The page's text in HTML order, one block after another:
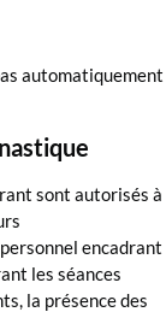
automatiquement
sont autorisés à
encadrant
les séances
la présence des